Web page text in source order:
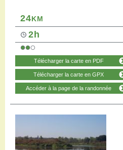
24KM
2h
Télécharger la carte en PDF
Télécharger la carte en GPX
Accéder à la page de la randonnée